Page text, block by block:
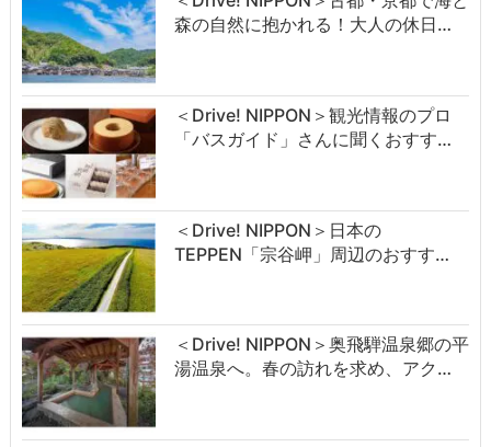
森の自然に抱かれる！大人の休日…
＜Drive! NIPPON＞観光情報のプロ
「バスガイド」さんに聞くおすす…
＜Drive! NIPPON＞日本の
TEPPEN「宗谷岬」周辺のおすす…
＜Drive! NIPPON＞奥飛騨温泉郷の平
湯温泉へ。春の訪れを求め、アク…